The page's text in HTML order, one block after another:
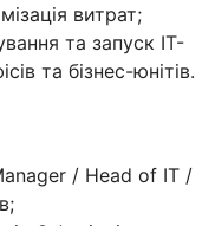
витрат;
та запуск IT-
та бізнес-юнітів.
/ Head of IT /